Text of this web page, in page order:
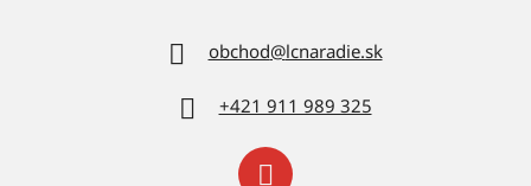
obchod@lcnaradie.sk
+421 911 989 325